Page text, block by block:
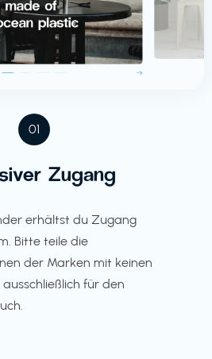
01
Zugang
erhältst du Zugang
Bitte teile die
der Marken mit keinen
für den